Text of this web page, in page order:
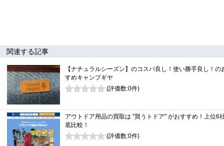
関連する記事
【ナチュラルシーズン】のコスパ良し！使い勝手良し！の
すめキャンプギヤ
(評価数:0件)
アウトドア用品の買取は "買うトドア" がおすすめ！上位6
底比較！
(評価数:0件)